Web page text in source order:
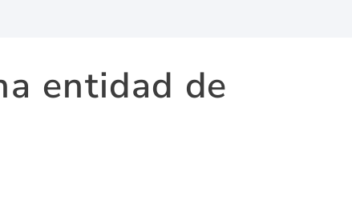
entidad de